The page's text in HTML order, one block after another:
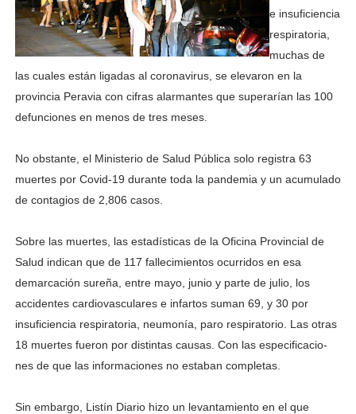
e insuficiencia
respiratoria,
muchas de
las cuales están ligadas al co­ronavirus, se elevaron en la
provincia Peravia con cifras alarmantes que superarían las 100
defunciones en me­nos de tres meses.
No obstante, el Ministerio de Salud Pública solo registra 63
muertes por Covid-19 du­rante toda la pandemia y un acumulado
de contagios de 2,806 casos.
Sobre las muertes, las esta­dísticas de la Oficina Provin­cial de
Salud indican que de 117 fallecimientos ocurridos en esa
demarcación sureña, entre mayo, junio y parte de julio, los
accidentes cardio­vasculares e infartos suman 69, y 30 por
insuficiencia respiratoria, neumonía, pa­ro respiratorio. Las otras
18 muertes fueron por distintas causas. Con las especificacio­
nes de que las informaciones no estaban completas.
Sin embargo, Listín Diario hizo un levantamiento en el que